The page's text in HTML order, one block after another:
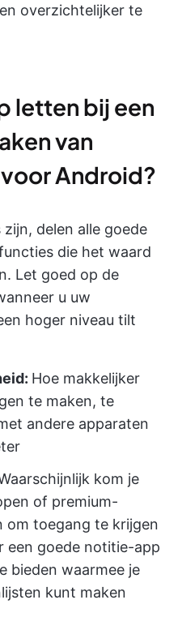
overzichtelijker te
letten bij een
van
Android?
delen alle goede
die het waard
Let goed op de
u uw
hoger niveau tilt
Hoe makkelijker
te maken, te
andere apparaten
kom je
of premium-
om toegang te krijgen
een goede notitie-app
bieden waarmee je
kunt maken